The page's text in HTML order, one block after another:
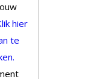
hier
te